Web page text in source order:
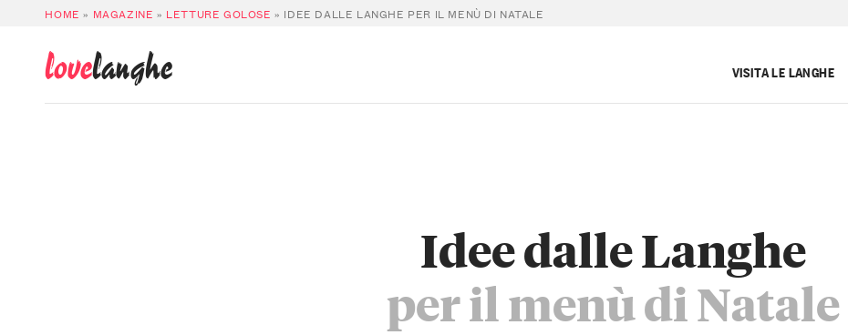
HOME » MAGAZINE » LETTURE GOLOSE » IDEE DALLE LANGHE PER IL MENÙ DI NATALE
lovelanghe VISITA LE LANGHE
Idee dalle Langhe
per il menù di Natale